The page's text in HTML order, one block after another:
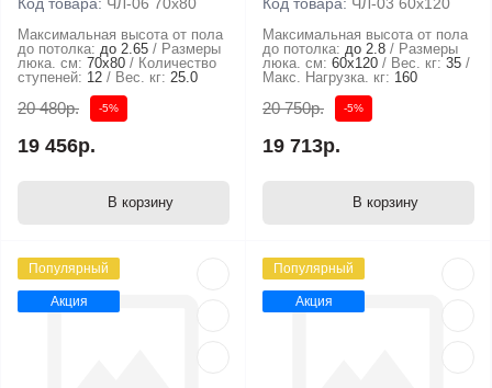
Максимальная высота от пола
до потолка: до 2.65
Размеры
люка. см: 70x80
Количество
ступеней: 12 Вес. кг: 25.0
20 480р. -5%
19 456р.
В корзину
Максимальная высота от пола
до потолка: до 2.8
Размеры
люка. см: 60x120 Вес. кг: 35
Макс. Нагрузка. кг: 160
20 750р. -5%
19 713р.
В корзину
Популярный
Акция
Популярный
Акция